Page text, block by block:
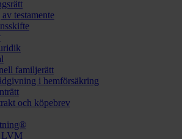
testamente
familjerätt
i hemförsäkring
och köpebrev
LVM